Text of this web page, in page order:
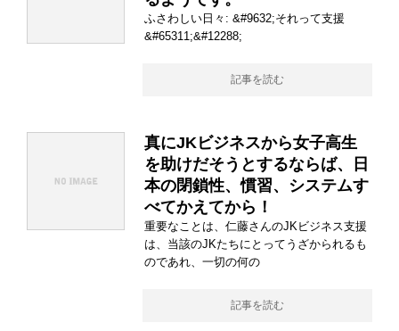
ふさわしい日々: &#9632;それって支援
&#65311;&#12288;
記事を読む
真にJKビジネスから女子高生
を助けだそうとするならば、日
本の閉鎖性、慣習、システムす
べてかえてから！
重要なことは、仁藤さんのJKビジネス支援
は、当該のJKたちにとってうざかられるも
のであれ、一切の何の
記事を読む